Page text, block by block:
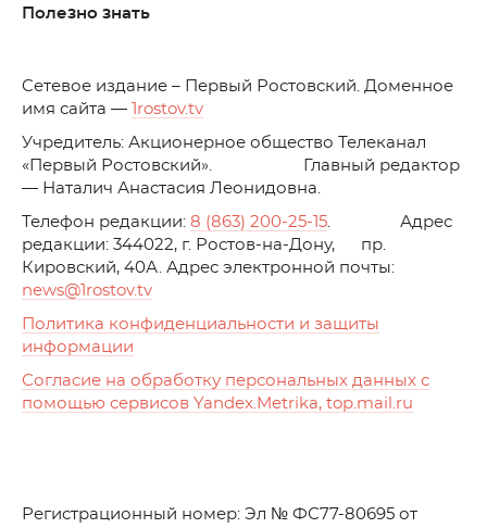
Полезно знать
Cетевое издание – Первый Ростовский. Доменное
имя сайта —
1rostov.tv
Учредитель: Акционерное общество Телеканал
«Первый Ростовский». Главный редактор
— Наталич Анастасия Леонидовна.
Телефон редакции: 8 (863) 200-25-15. Адрес
редакции: 344022, г. Ростов-на-Дону, пр.
Кировский, 40А. Адрес электронной почты:
news@1rostov.tv
Политика конфиденциальности и защиты
информации
Согласие на обработку персональных данных с
помощью сервисов Yandex.Metrika, top.mail.ru
Регистрационный номер: Эл № ФС77-80695 от